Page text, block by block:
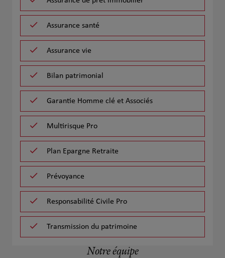
Assurance santé
Assurance vie
Bilan patrimonial
Garantie Homme clé et Associés
Multirisque Pro
Plan Epargne Retraite
Prévoyance
Responsabilité Civile Pro
Transmission du patrimoine
Notre équipe